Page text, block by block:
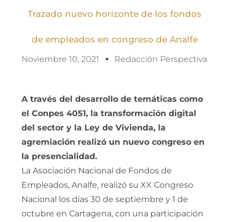
Trazado nuevo horizonte de los fondos
de empleados en congreso de Analfe
Noviembre 10, 2021 Redacción Perspectiva
A través del desarrollo de temáticas como
el Conpes 4051, la transformación digital
del sector y la Ley de Vivienda, la
agremiación realizó un nuevo congreso en
la presencialidad.
La Asociación Nacional de Fondos de
Empleados, Analfe, realizó su XX Congreso
Nacional los días 30 de septiembre y 1 de
octubre en Cartagena, con una participación